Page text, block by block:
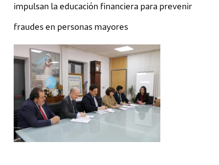
impulsan la educación financiera para prevenir
fraudes en personas mayores